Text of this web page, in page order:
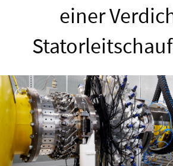
einer